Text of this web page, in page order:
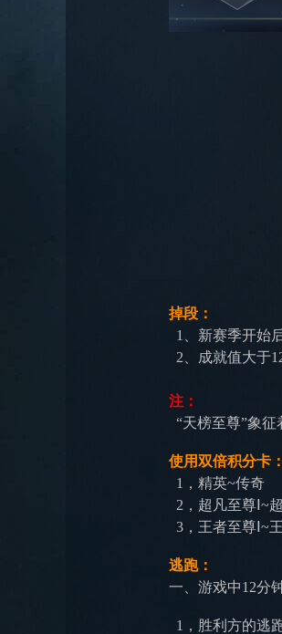
掉段：
1、新赛季开始
2、成就值大于
注：
“天榜至尊”象
使用双倍积分卡：
1，精英~传奇
2， 超凡至尊 ~
3，王者至尊 ~
逃跑：
一、游戏中12分
1，胜利方的逃